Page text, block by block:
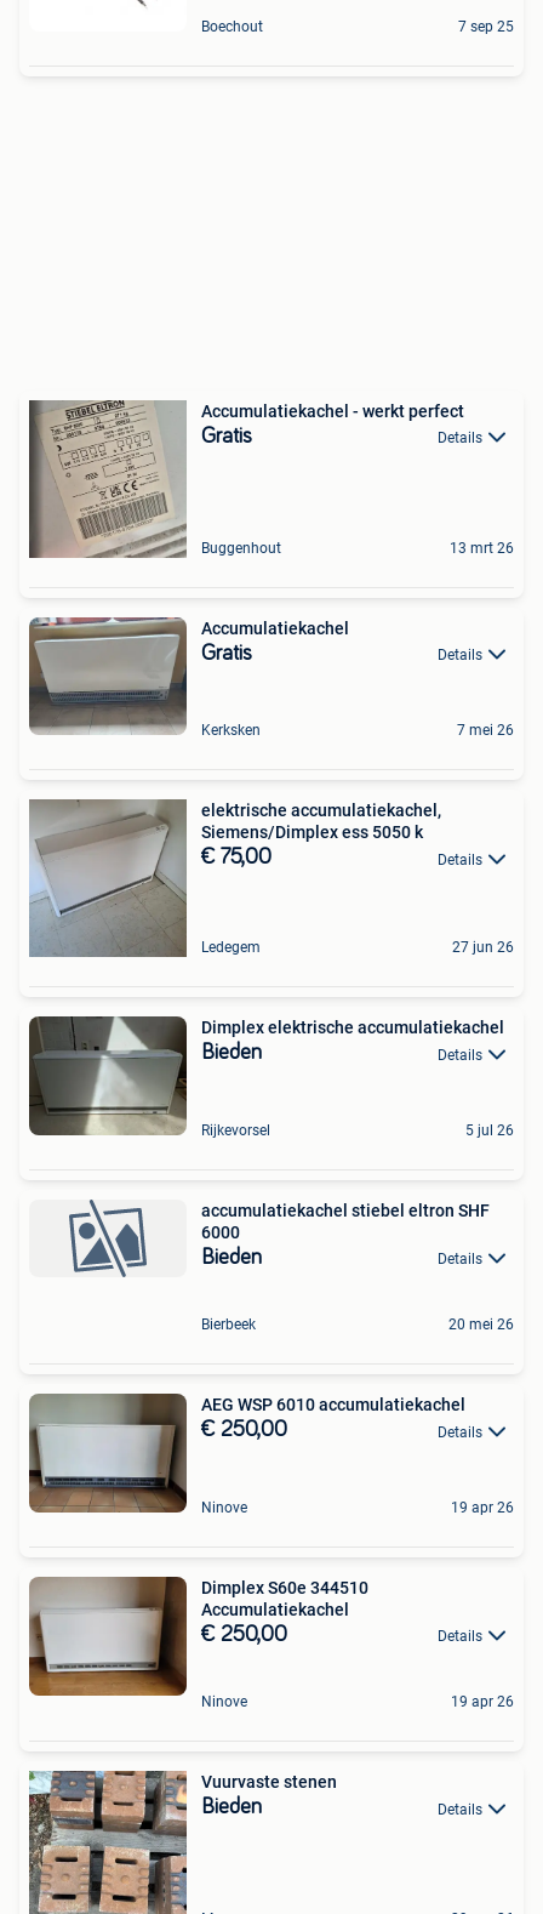
Boechout 7 sep 25
Accumulatiekachel - werkt perfect
Gratis Details
Buggenhout 13 mrt 26
Accumulatiekachel
Gratis Details
Kerksken 7 mei 26
elektrische accumulatiekachel,
Siemens/Dimplex ess 5050 k
€ 75,00 Details
Ledegem 27 jun 26
Dimplex elektrische accumulatiekachel
Bieden Details
Rijkevorsel 5 jul 26
accumulatiekachel stiebel eltron SHF
6000
Bieden Details
Bierbeek 20 mei 26
AEG WSP 6010 accumulatiekachel
€ 250,00 Details
Ninove 19 apr 26
Dimplex S60e 344510
Accumulatiekachel
€ 250,00 Details
Ninove 19 apr 26
Vuurvaste stenen
Bieden Details